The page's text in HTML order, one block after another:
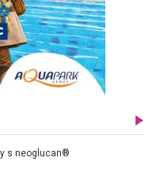
s neoglucan®